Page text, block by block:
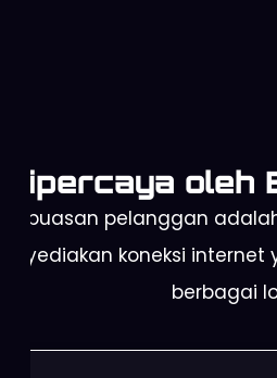
Dipercaya oleh
Kepuasan pelanggan
koneksi
berbagai